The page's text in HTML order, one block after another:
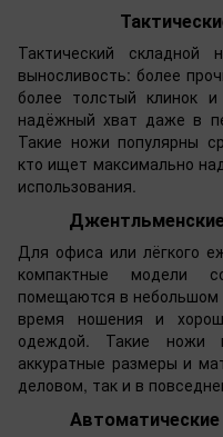
Тактический
выносливость: более
более толстый клинок и
надёжный хват даже в
Такие ножи популярны
кто ищет максимально
использования.
Для офиса или лёгкого
компактные модели
помещаются в
время ношения и
одеждой. Такие ножи
аккуратные размеры и
деловом, так и в